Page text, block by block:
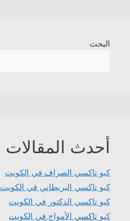
البحث
أحدث المقالات
كيو تاكسي الصراف في الكويت
كيو تاكسي البريطاني في الكويت
كيو تاكسي الدكتور في الكويت
كيو تاكسي الأمواج في الكويت